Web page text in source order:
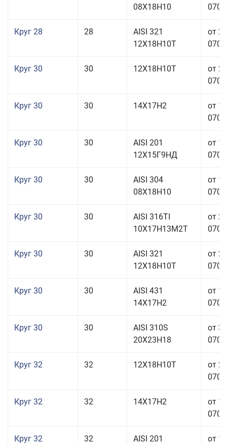
08Х18Н10
Круг 28 28
AISI 321
12Х18Н10Т
от
Круг 30 30 12Х18Н10Т
от
Круг 30 30 14Х17Н2
от
Круг 30 30
AISI 201
12Х15Г9НД
от
Круг 30 30
AISI 304
08Х18Н10
от
Круг 30 30
AISI 316TI
10Х17Н13М2Т
от
Круг 30 30
AISI 321
12Х18Н10Т
от
Круг 30 30
AISI 431
14Х17Н2
от
Круг 30 30
AISI 310S
20Х23Н18
от
Круг 32 32 12Х18Н10Т
от
Круг 32 32 14Х17Н2
от
Круг 32 32
AISI 201
от